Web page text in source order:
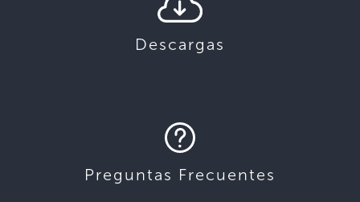
Descargas
Preguntas Frecuentes